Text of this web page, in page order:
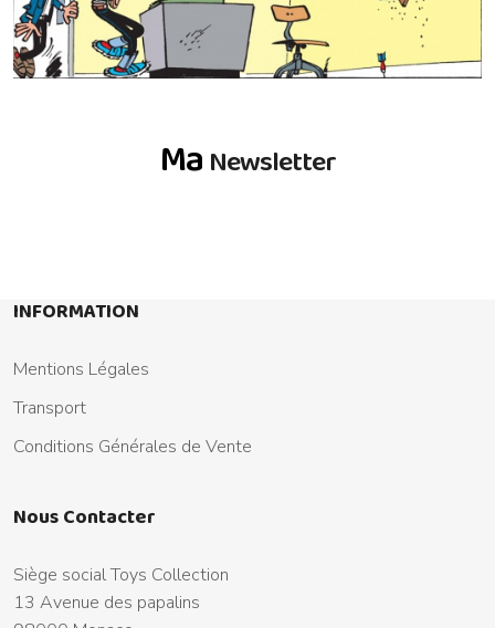
Ma Newsletter
INFORMATION
Mentions Légales
Transport
Conditions Générales de Vente
Nous Contacter
Siège social Toys Collection
13 Avenue des papalins